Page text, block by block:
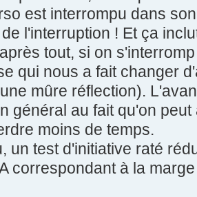
est interrompu dans
l'interruption ! Et ça
tout, si on
qui nous a fait changer
mûre réflection).
général au fait qu'on
moins de temps.
un test d'initiative raté
correspondant à la